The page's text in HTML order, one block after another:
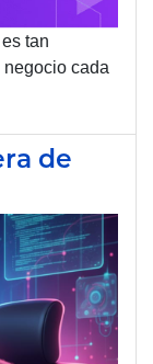
tan
negocio cada
de